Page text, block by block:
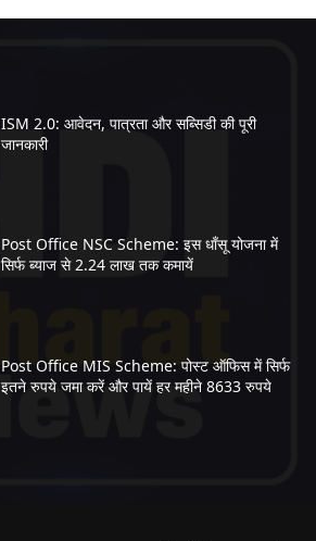
ISM 2.0: आवेदन, पात्रता और सब्सिडी की पूरी
जानकारी
Post Office NSC Scheme: इस धाँसू योजना में
सिर्फ ब्याज से 2.24 लाख तक कमायें
Post Office MIS Scheme: पोस्ट ऑफिस में सिर्फ
इतने रुपये जमा करें और पायें हर महीने 8633 रुपये